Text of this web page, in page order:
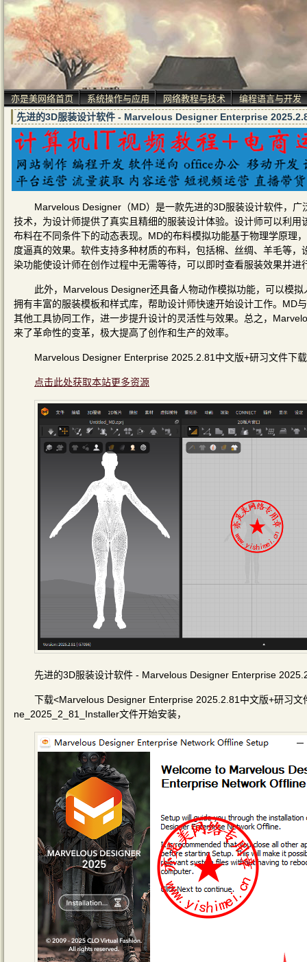
亦是美网络首页 系统操作与应用 网络教程与技术 编程语言与开发
先进的3D服装设计软件 - Marvelous Designer Enterprise
Marvelous Designer（MD）是一款先进的3D服装设计软件，
技术，为设计师提供了真实且精细的服装设计体验。设计师可以利
布料在不同条件下的动态表现。MD的布料模拟功能基于物理学原理
度逼真的效果。软件支持多种材质的布料，包括棉、丝绸、羊毛等
染功能使设计师在创作过程中无需等待，可以即时查看服装效果并进
此外，Marvelous Designer还具备人物动作模拟功能，可以模
拥有丰富的服装模板和样式库，帮助设计师快速开始设计工作。MD
其他工具协同工作，进一步提升设计的灵活性与效果。总之，
来了革命性的变革，极大提高了创作和生产的效率。
Marvelous Designer Enterprise 2025.2.81中文版+研习文件下
点击此处获取本站更多资源
先进的3D服装设计软件 - Marvelous Designer Enterprise
下载<Marvelous Designer Enterprise 2025.2.81中文版+研习
ne_2025_2_81_Installer文件开始安装，